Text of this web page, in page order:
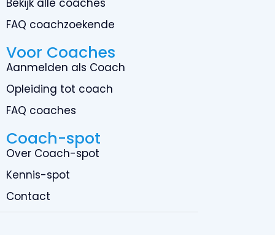
FAQ coachzoekende
Voor Coaches
Aanmelden als Coach
Opleiding tot coach
FAQ coaches
Coach-spot
Over Coach-spot
Kennis-spot
Contact